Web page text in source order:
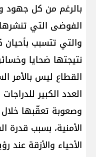
بالرغم من كل جهود
الفوضى التي تنشرها
والتي تتسبب
نتيجتها ضحايا
القطاع ليس بالأمر
العدد الكبير
وصعوبة تعقّبها
الأمنية، بسبب قدرة
الأحياء والأزقة عند